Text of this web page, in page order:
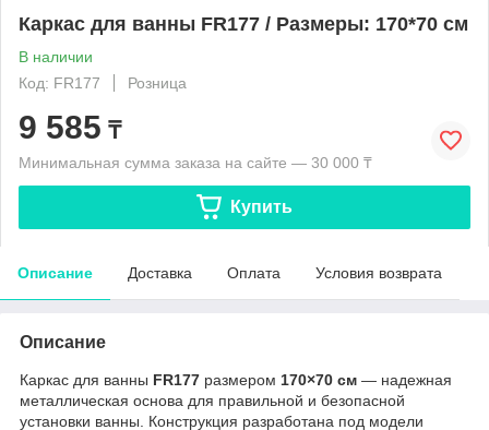
Каркас для ванны FR177 / Размеры: 170*70 см
В наличии
Код: FR177
Розница
9 585 ₸
Минимальная сумма заказа на сайте — 30 000 ₸
Купить
Описание Доставка Оплата Условия возврата
Описание
Каркас для ванны FR177 размером 170×70 см — надежная
металлическая основа для правильной и безопасной
установки ванны. Конструкция разработана под модели